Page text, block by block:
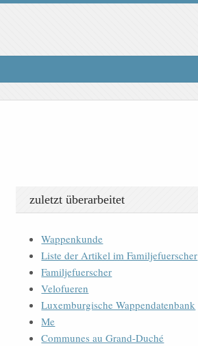
zuletzt überarbeitet
Wappenkunde
Liste der Artikel im Familjefuerscher
Familjefuerscher
Velofueren
Luxemburgische Wappendatenbank
Me
Communes au Grand-Duché